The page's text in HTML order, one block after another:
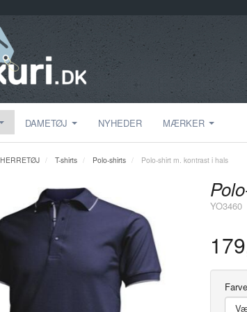
DAMETØJ NYHEDER MÆRKER
HERRETØJ T-shirts Polo-shirts Polo-shirt m. kontrast i hals
YO3460